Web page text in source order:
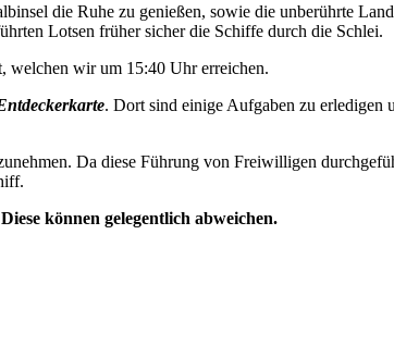
die Ruhe zu genießen, sowie die unberührte
Lotsen früher sicher die Schiffe durch die Schlei.
welchen wir um 15:40 Uhr erreichen.
. Dort sind einige Aufgaben zu erledigen
Da diese Führung von Freiwilligen
können gelegentlich abweichen.